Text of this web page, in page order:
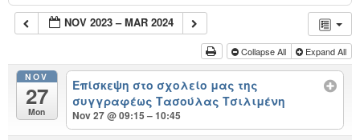
NOV 2023 – MAR 2024
Collapse All Expand All
NOV
27
Mon
Επίσκεψη στο σχολείο μας της
συγγραφέως Τασούλας Τσιλιμένη
Nov 27 @ 09:15 – 10:45